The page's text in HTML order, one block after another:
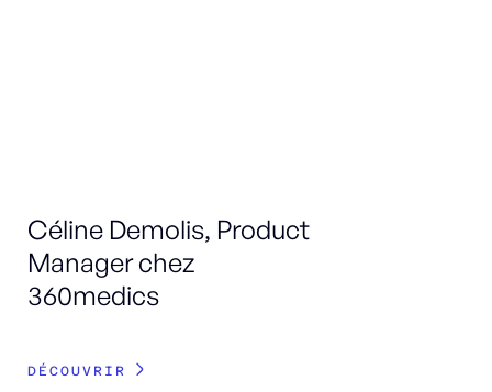
Céline Demolis, Product
Manager chez
360medics
DÉCOUVRIR